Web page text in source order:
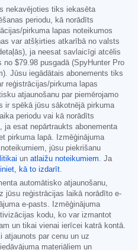
nekavējoties tiks iekasēta
periodu, kā norādīts
pirkuma lapas noteikumos
var atšķirties atkarībā no valsts
ja neesat savlaicīgi atcēlis
no $79.98 pusgadā (SpyHunter Pro
Jūsu iegādātais abonements tiks
reģistrācijas/pirkuma lapas
atjaunošanu par piemērojamo
ir spēkā jūsu sākotnējā pirkuma
periodu vai kā norādīts
ja esat nepārtraukts abonementa
pirkuma lapā. Izmēģinājuma
jūsu piekrišanu
un atlaižu noteikumiem. Ja
kā to izdarīt.
automātisko atjaunošanu,
jūsu reģistrācijas laikā norādīto e-
e-pasts. Izmēģinājuma
kodu, ko var izmantot
un tikai vienai ierīcei katrā kontā.
atjaunots par cenu un uz
materiāliem un